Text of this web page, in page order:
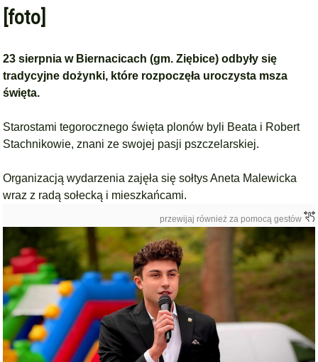
[foto]
23 sierpnia w Biernacicach (gm. Ziębice) odbyły się
tradycyjne dożynki, które rozpoczęła uroczysta msza
święta.
Starostami tegorocznego święta plonów byli Beata i Robert
Stachnikowie, znani ze swojej pasji pszczelarskiej.
Organizacją wydarzenia zajęła się sołtys Aneta Malewicka
wraz z radą sołecką i mieszkańcami.
przewijaj również za pomocą gestów